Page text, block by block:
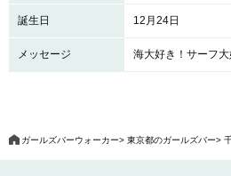
誕生日 12月24日
メッセージ 海大好き！サーフ
ガールズバーウォーカー 東京都のガールズバー